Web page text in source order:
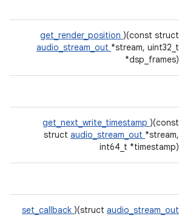
get_render_position )(const struct
audio_stream_out *stream, uint32_t
*dsp_frames)
get_next_write_timestamp )(const
struct audio_stream_out *stream,
int64_t *timestamp)
set_callback )(struct audio_stream_out